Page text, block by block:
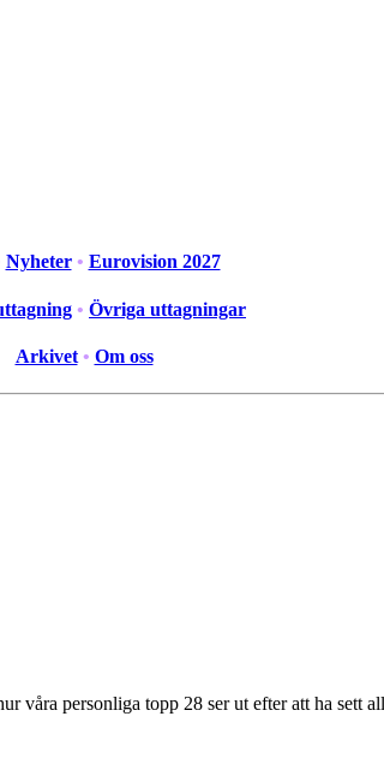
Nyheter • Eurovision 2027
• Övriga uttagningar
Arkivet • Om oss
våra personliga topp 28 ser ut efter att ha sett